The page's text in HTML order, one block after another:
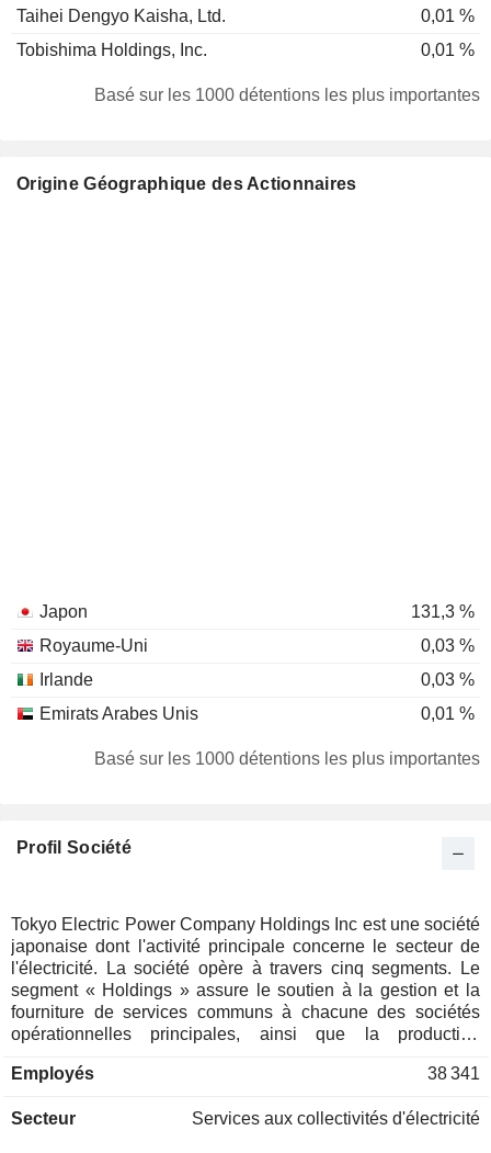
Taihei Dengyo Kaisha, Ltd.
0,01 %
Tobishima Holdings, Inc.
0,01 %
Basé sur les 1000 détentions les plus importantes
Origine Géographique des Actionnaires
Japon
131,3 %
Royaume-Uni
0,03 %
Irlande
0,03 %
Emirats Arabes Unis
0,01 %
Basé sur les 1000 détentions les plus importantes
Profil Société
Tokyo Electric Power Company Holdings Inc est une société
japonaise dont l'activité principale concerne le secteur de
l'électricité. La société opère à travers cinq segments. Le
segment « Holdings » assure le soutien à la gestion et la
fourniture de services communs à chacune des sociétés
opérationnelles principales, ainsi que la production
& Power » commercialise l'électricité produite par des
combustible, développe des sources d'énergie thermique et
Employés 38 341
Secteur Services aux collectivités d'électricité